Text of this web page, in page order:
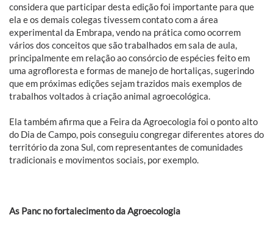
considera que participar desta edição foi importante para que
ela e os demais colegas tivessem contato com a área
experimental da Embrapa, vendo na prática como ocorrem
vários dos conceitos que são trabalhados em sala de aula,
principalmente em relação ao consórcio de espécies feito em
uma agrofloresta e formas de manejo de hortaliças, sugerindo
que em próximas edições sejam trazidos mais exemplos de
trabalhos voltados à criação animal agroecológica.
Ela também afirma que a Feira da Agroecologia foi o ponto alto
do Dia de Campo, pois conseguiu congregar diferentes atores do
território da zona Sul, com representantes de comunidades
tradicionais e movimentos sociais, por exemplo.
As Panc no fortalecimento da Agroecologia